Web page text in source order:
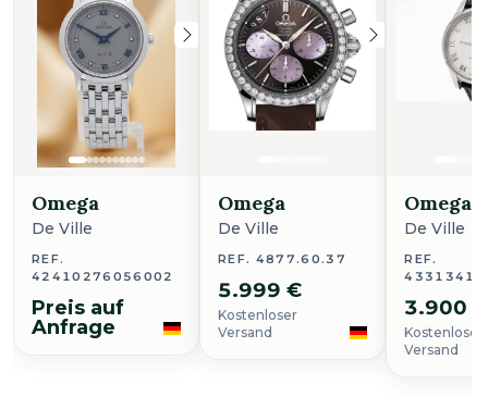
Omega
De Ville
REF.
42410276056002
Preis auf
Anfrage
Omega
De Ville
REF. 4877.60.37
5.999 €
Kostenloser
Versand
Omega
De Ville
REF.
3.900 €
Kostenloser
Versand